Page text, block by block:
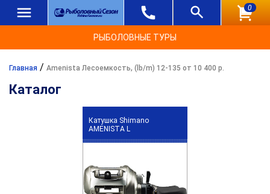
0
РЫБОЛОВНЫЕ ТУРЫ
Главная / Amenista Лесоемкость, (lb/m) 12-135 от 10 400 р.
Каталог
Катушка Shimano
AMENISTA L